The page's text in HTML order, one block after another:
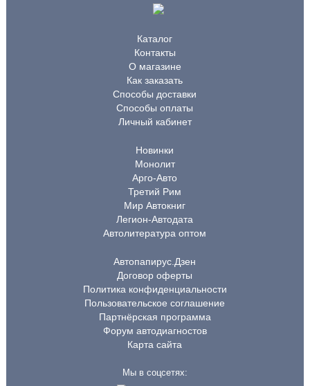
Каталог
Контакты
О магазине
Как заказать
Способы доставки
Способы оплаты
Личный кабинет
Новинки
Монолит
Арго-Авто
Третий Рим
Мир Автокниг
Легион-Автодата
Автолитература оптом
Автопапирус.Дзен
Договор оферты
Политика конфиденциальности
Пользовательское соглашение
Партнёрская программа
Форум автодиагностов
Карта сайта
Мы в соцсетях: